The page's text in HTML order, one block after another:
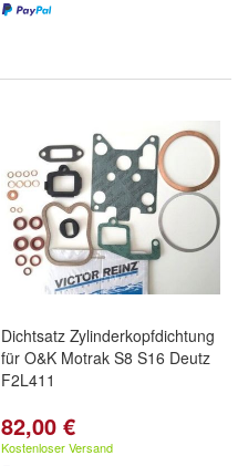
Dichtsatz Zylinderkopfdichtung
für O&K Motrak S8 S16 Deutz
F2L411
82,00 €
Kostenloser Versand